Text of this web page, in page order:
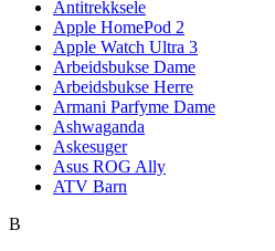
Antitrekksele
Apple HomePod 2
Apple Watch Ultra 3
Arbeidsbukse Dame
Arbeidsbukse Herre
Armani Parfyme Dame
Ashwaganda
Askesuger
Asus ROG Ally
ATV Barn
B